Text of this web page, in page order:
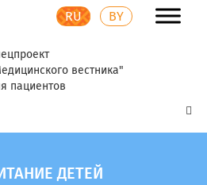
RU BY
вестника"
пациентов
ДЕТЕЙ